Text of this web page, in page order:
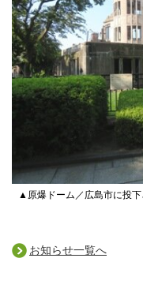
▲原爆ドーム／広島市に投
お知らせ一覧へ